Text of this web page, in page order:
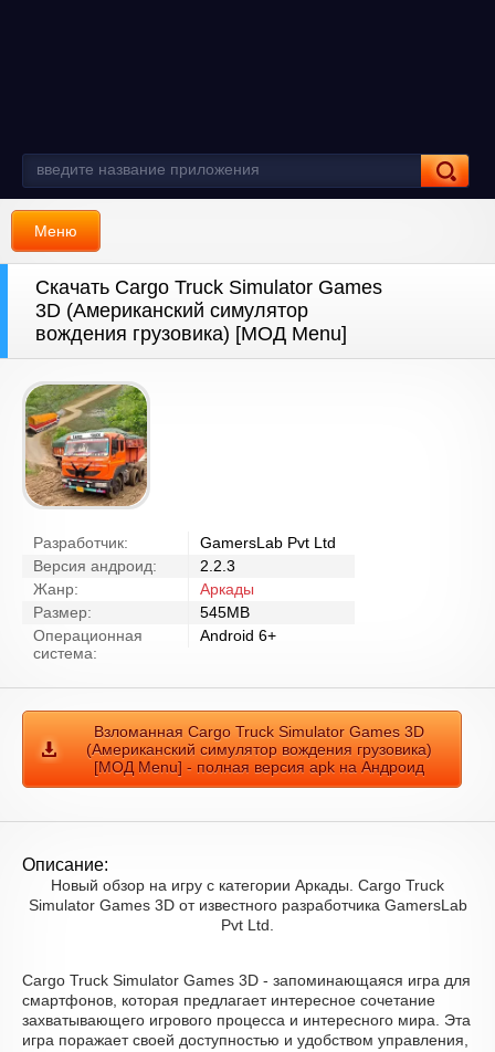
Меню
Скачать Cargo Truck Simulator Games
3D (Американский симулятор
вождения грузовика) [МОД Menu]
Разработчик:
GamersLab Pvt Ltd
Версия андроид:
2.2.3
Жанр:
Аркады
Размер:
545MB
Операционная
система:
Android 6+
Взломанная Cargo Truck Simulator Games 3D
(Американский симулятор вождения грузовика)
[МОД Menu] - полная версия apk на Андроид
Описание:
Новый обзор на игру с категории Аркады. Cargo Truck
Simulator Games 3D от известного разработчика GamersLab
Pvt Ltd.
Cargo Truck Simulator Games 3D - запоминающаяся игра для
смартфонов, которая предлагает интересное сочетание
захватывающего игрового процесса и интересного мира. Эта
игра поражает своей доступностью и удобством управления,